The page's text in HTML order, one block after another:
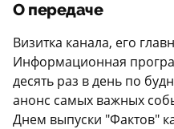
О передаче
Визитка канала, его
Информационная
десять раз в день по
анонс самых важных
Днем выпуски "Фактов"